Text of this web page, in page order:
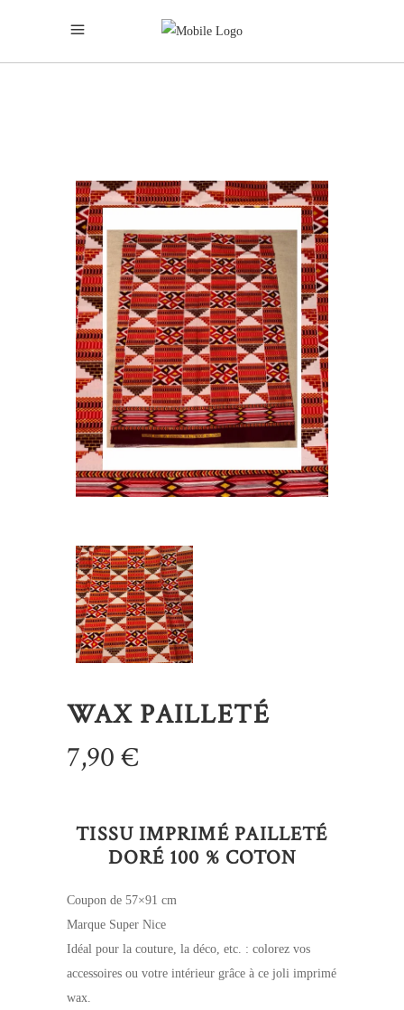
WAX PAILLETÉ
7,90€
TISSU IMPRIMÉ PAILLETÉ
DORÉ 100 % COTON
Coupon de 57×91 cm
Marque Super Nice
Idéal pour la couture, la déco, etc. : colorez vos
accessoires ou votre intérieur grâce à ce joli imprimé
wax.